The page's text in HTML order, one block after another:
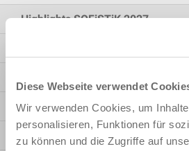
Diese Webseite verwendet
Wir verwenden Cookies, um
personalisieren, Funktionen für
zu können und die Zugriffe auf
Highlights SOFiSTiK 2027
Bridge Design
Building Design